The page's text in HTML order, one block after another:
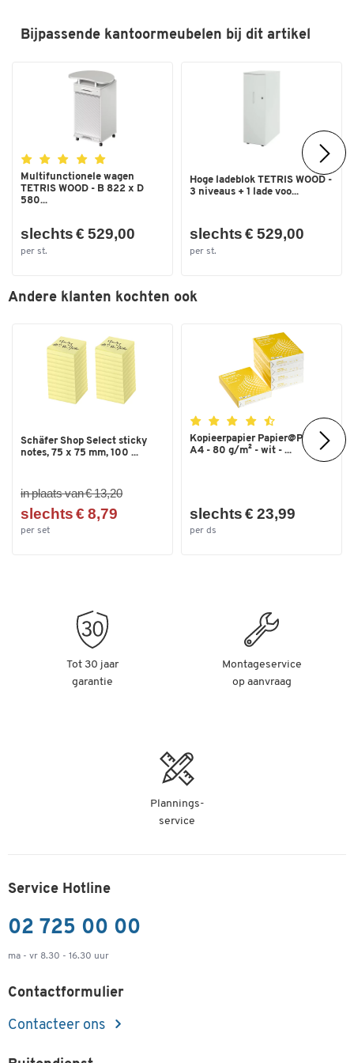
44 mm kunnen geëgaliseerd worden met de glijders.
uitgebreide kantoormeubelprogramma met dezelfde naam. De
robuuste spaanplaat met melamine coating ziet er goed uit. Ze zijn
is de kast geschikt voor zowel kantoor als thuis.
Bijpassende kantoormeubelen bij dit artikel
Multifunctionele wagen
TETRIS WOOD - B 822 x D
580...
slechts € 529,00
per st.
Hoge ladeblok TETRIS WOOD -
3 niveaus + 1 lade voo...
slechts € 529,00
per st.
Andere klanten kochten ook
Schäfer Shop Select sticky
notes, 75 x 75 mm, 100 ...
in plaats van € 13,20
slechts € 8,79
per set
Kopieerpapier Papier@Print -
A4 - 80 g/m² - wit - ...
slechts € 23,99
per ds
Tot 30 jaar
garantie
Montageservice
op aanvraag
Plannings-
service
Service Hotline
02 725 00 00
ma - vr 8.30 - 16.30 uur
Contactformulier
Contacteer ons